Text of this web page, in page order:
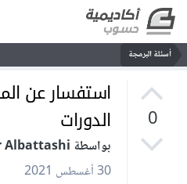
أسئلة البرمجة
0
استفسار عن
الدورات
بواسطة Omar Albattashi
30 أغسطس 2021